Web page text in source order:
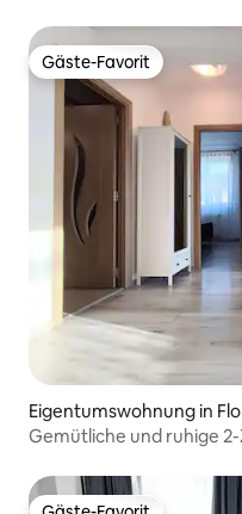
Gäste-Favorit
Gäste-Favorit
Eigentumswohnung in
Gemütliche und ruhige